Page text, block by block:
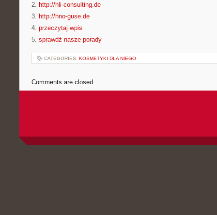
2. http://hli-consulting.de
3. http://hno-guse.de
4. przeczytaj wpis
5. sprawdź nasze porady
CATEGORIES: KOSMETYKI DLA NIEGO
Comments are closed.